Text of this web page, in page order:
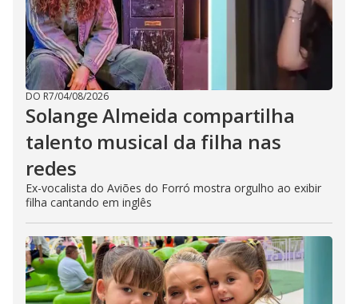
DO R7/04/08/2026
Solange Almeida compartilha
talento musical da filha nas
redes
Ex-vocalista do Aviões do Forró mostra orgulho ao exibir
filha cantando em inglês